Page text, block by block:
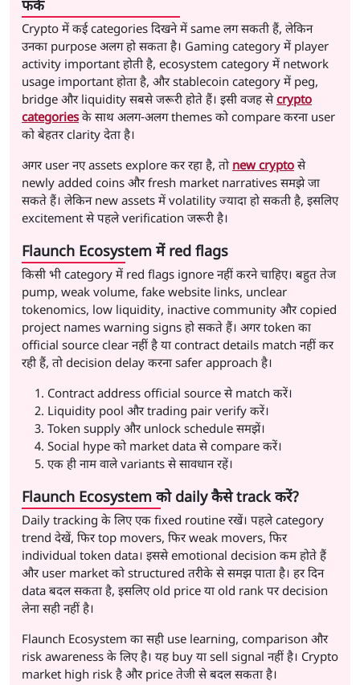
फर्क
Crypto में कई categories दिखने में same लग सकती हैं, लेकिन
उनका purpose अलग हो सकता है। Gaming category में player
activity important होती है, ecosystem category में network
usage important होता है, और stablecoin category में peg,
bridge और liquidity सबसे जरूरी होते हैं। इसी वजह सेcrypto
categoriesके साथ अलग-अलग themes को compare करना user
को बेहतर clarity देता है।
अगर user नए assets explore कर रहा है, तो new crypto से
newly added coins और fresh market narratives समझे जा
सकते हैं। लेकिन new assets में volatility ज्यादा हो सकती है, इसलिए
excitement से पहले verification जरूरी है।
Flaunch Ecosystem में red flags
किसी भी category में red flags ignore नहीं करने चाहिए। बहुत तेज
pump, weak volume, fake website links, unclear
tokenomics, low liquidity, inactive community और copied
project names warning signs हो सकते हैं। अगर token का
official source clear नहीं है या contract details match नहीं कर
रही हैं, तो decision delay करना safer approach है।
Contract address official source से match करें।
Liquidity pool और trading pair verify करें।
Token supply और unlock schedule समझें।
Social hype को market data से compare करें।
एक ही नाम वाले variants से सावधान रहें।
Flaunch Ecosystem को daily कैसे track करें?
Daily tracking के लिए एक fixed routine रखें। पहले category
trend देखें, फिर top movers, फिर weak movers, फिर
individual token data। इससे emotional decision कम होते हैं
और user market को structured तरीके से समझ पाता है। हर दिन
data बदल सकता है, इसलिए old price या old rank पर decision
लेना सही नहीं है।
Flaunch Ecosystem का सही use learning, comparison और
risk awareness के लिए है। यह buy या sell signal नहीं है। Crypto
market high risk है और price तेजी से बदल सकता है।